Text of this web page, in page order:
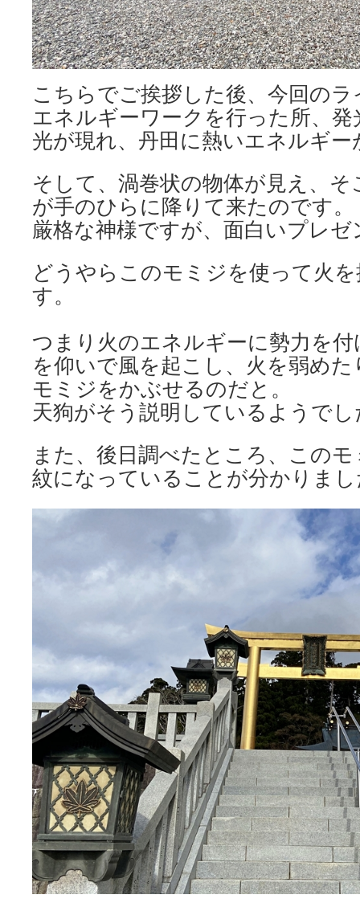
こちらでご挨拶した後、今回の
エネルギーワークを行った所、
光が現れ、丹田に熱いエネルギ
そして、渦巻状の物体が見え、
が手のひらに降りて来たのです。
厳格な神様ですが、面白いプレ
どうやらこのモミジを使って火
す。
つまり火のエネルギーに勢力を
を仰いで風を起こし、火を弱め
モミジをかぶせるのだと。
天狗がそう説明しているようでし
また、後日調べたところ、この
紋になっていることが分かりま